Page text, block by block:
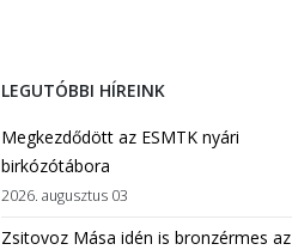
LEGUTÓBBI HÍREINK
Megkezdődött az ESMTK nyári
birkózótábora
2026. augusztus 03
Zsitovoz Mása idén is bronzérmes az